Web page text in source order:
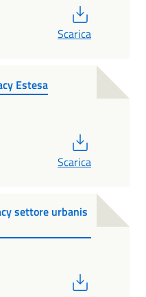
Scarica
Estesa
Scarica
settore urbanis